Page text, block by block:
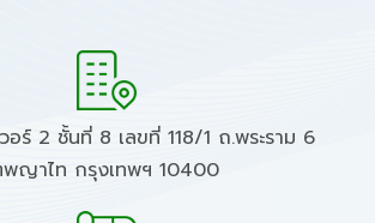
อร์ 2 ชั้นที่ 8 เลขที่ 118/1 ถ.พระราม 6
ญาไท กรุงเทพฯ 10400